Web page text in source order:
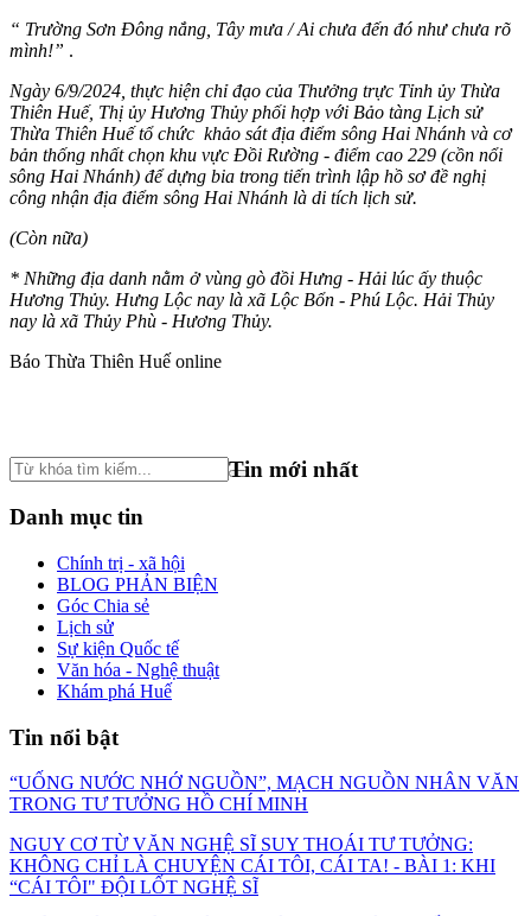
“ Trường Sơn Đông nắng, Tây mưa / Ai chưa đến đó như chưa rõ
mình!” .
Ngày 6/9/2024, thực hiện chỉ đạo của Thưởng trực Tỉnh ủy Thừa
Thiên Huế, Thị ủy Hương Thủy phối hợp với Bảo tàng Lịch sử
Thừa Thiên Huế tổ chức khảo sát địa điểm sông Hai Nhánh và cơ
bản thống nhất chọn khu vực Đồi Rường - điểm cao 229 (cồn nổi
sông Hai Nhánh) để dựng bia trong tiến trình lập hồ sơ đề nghị
công nhận địa điểm sông Hai Nhánh là di tích lịch sử.
(Còn nữa)
* Những địa danh nằm ở vùng gò đồi Hưng - Hải lúc ấy thuộc
Hương Thủy. Hưng Lộc nay là xã Lộc Bổn - Phú Lộc. Hải Thủy
nay là xã Thủy Phù - Hương Thủy.
Báo Thừa Thiên Huế online
Tin mới nhất
Danh mục tin
Chính trị - xã hội
BLOG PHẢN BIỆN
Góc Chia sẻ
Lịch sử
Sự kiện Quốc tế
Văn hóa - Nghệ thuật
Khám phá Huế
Tin nổi bật
“UỐNG NƯỚC NHỚ NGUỒN”, MẠCH NGUỒN NHÂN VĂN
TRONG TƯ TƯỞNG HỒ CHÍ MINH
NGUY CƠ TỪ VĂN NGHỆ SĨ SUY THOÁI TƯ TƯỞNG:
KHÔNG CHỈ LÀ CHUYỆN CÁI TÔI, CÁI TA! - BÀI 1: KHI
“CÁI TÔI" ĐỘI LỐT NGHỆ SĨ